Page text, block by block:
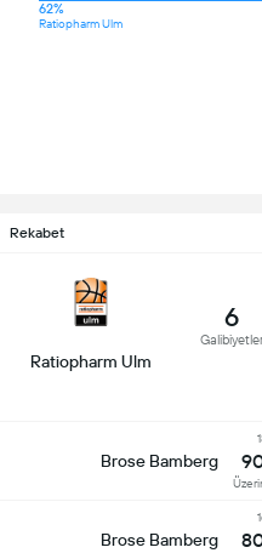
62%
Ratiopharm Ulm
Rekabet
Ratiopharm Ulm
6
Brose Bamberg
Brose Bamberg